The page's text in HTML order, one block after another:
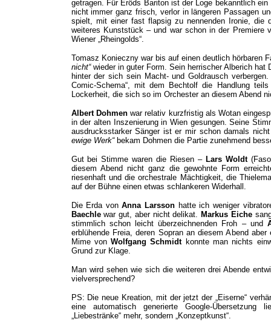
getragen. Für Eröds Bariton ist der Loge bekanntlich
nicht immer ganz frisch, verlor in längeren Passagen
spielt, mit einer fast flapsig zu nennenden Ironie, die
weiteres Kunststück – und war schon in der Premiere
Wiener „Rheingolds“.
Tomasz Konieczny war bis auf einen deutlich hörbaren
nicht“wieder in guter Form. Sein herrischer Alberich hat
hinter der sich sein Macht- und Goldrausch
Comic-Schema“, mit dem Bechtolf die Handlung
Lockerheit, die sich so im Orchester an diesem Abend
Albert Dohmenwar relativ kurzfristig als Wotan
in der alten Inszenierung in Wien gesungen. Seine
ausdrucksstarker Sänger ist er mir schon damals
ewige Werk“bekam Dohmen die Partie zunehmend
Gut bei Stimme waren die Riesen – Lars Woldt
diesem Abend nicht ganz die gewohnte Form
riesenhaft und die orchestrale Mächtigkeit, die
auf der Bühne einen etwas schlankeren Widerhall.
Die Erda vonAnna Larsson hatte ich weniger
Baechlewar gut, aber nicht delikat. Markus Eiche
stimmlich schon leicht überzeichnenden Froh – und
erblühende Freia, deren Sopran an diesem Abend
Mime vonWolfgang Schmidtkonnte man nichts
Grund zur Klage.
Man wird sehen wie sich die weiteren drei Abende
vielversprechend?
PS: Die neue Kreation, mit der jetzt der „Eiserne“
eine automatisch generierte Google-Übersetzung
„Liebestränke“ mehr, sondern „Konzeptkunst“.